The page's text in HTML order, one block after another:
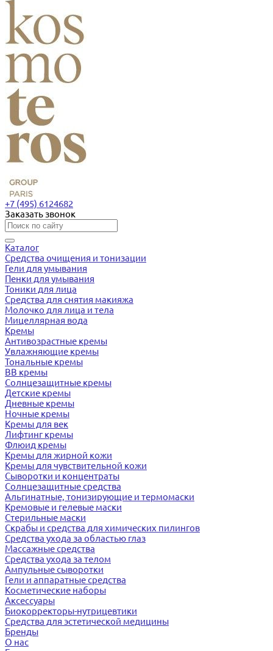
+7 (495) 6124682
Заказать звонок
Каталог
Средства очищения и тонизации
Гели для умывания
Пенки для умывания
Тоники для лица
Средства для снятия макияжа
Молочко для лица и тела
Мицеллярная вода
Кремы
Антивозрастные кремы
Увлажняющие кремы
Тональные кремы
BB кремы
Солнцезащитные кремы
Детские кремы
Дневные кремы
Ночные кремы
Кремы для век
Лифтинг кремы
Флюид кремы
Кремы для жирной кожи
Кремы для чувствительной кожи
Сыворотки и концентраты
Солнцезащитные средства
Альгинатные, тонизирующие и термомаски
Кремовые и гелевые маски
Стерильные маски
Скрабы и средства для химических пилингов
Средства ухода за областью глаз
Массажные средства
Средства ухода за телом
Ампульные сыворотки
Гели и аппаратные средства
Косметические наборы
Аксессуары
Биокорректоры-нутрицевтики
Средства для эстетической медицины
Бренды
О нас